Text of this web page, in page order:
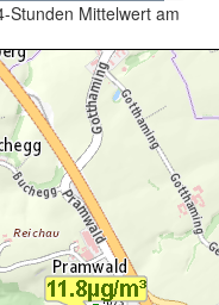
Stunden Mittelwert am